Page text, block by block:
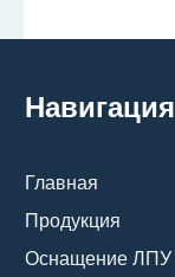
Навигация
Главная
Продукция
Оснащение ЛПУ